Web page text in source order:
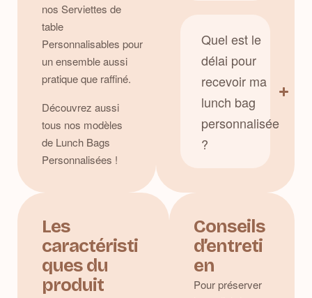
nos Serviettes de
table
Personnalisables pour
un ensemble aussi
pratique que raffiné.
Découvrez aussi
tous nos modèles
de Lunch Bags
Personnalisées !
Quel est le
délai pour
recevoir ma
lunch bag
personnalisée
?
Les
caractéristi
ques du
produit
Conseils
d’entreti
en
Pour préserver